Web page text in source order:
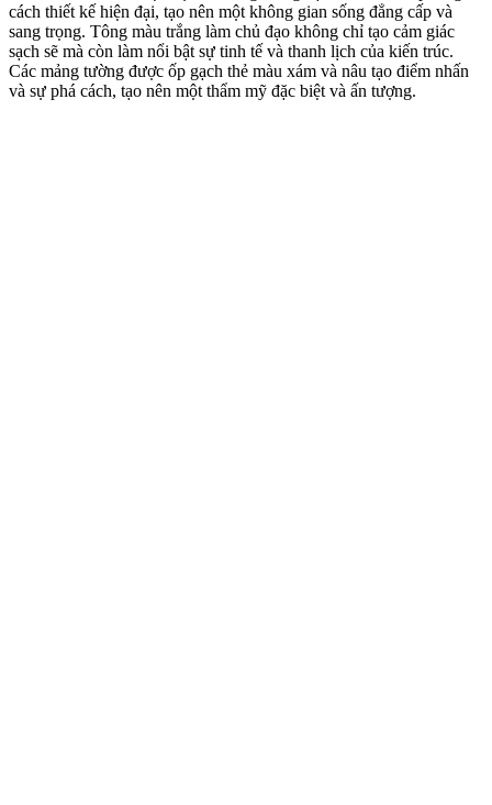
cách thiết kế hiện đại, tạo nên một không gian sống đẳng cấp và
sang trọng. Tông màu trắng làm chủ đạo không chỉ tạo cảm giác
sạch sẽ mà còn làm nổi bật sự tinh tế và thanh lịch của kiến trúc.
Các mảng tường được ốp gạch thẻ màu xám và nâu tạo điểm nhấn
và sự phá cách, tạo nên một thẩm mỹ đặc biệt và ấn tượng.